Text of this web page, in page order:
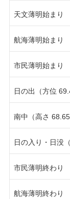
天文薄明始まり
航海薄明始まり
市民薄明始まり
日の出（方位
南中（高さ
日の入り・日没
市民薄明終わり
航海薄明終わり